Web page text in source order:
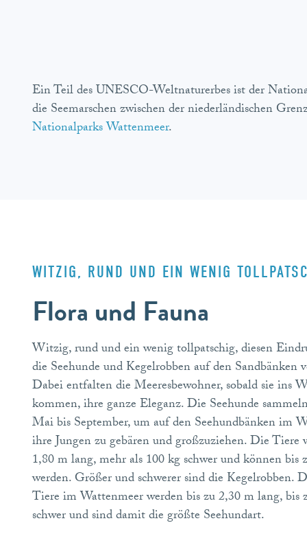
Ein Teil des UNESCO-Weltnaturerbes ist der
die Seemarschen zwischen der niederländischen
Nationalparks Wattenmeer.
Flora und Fauna
WITZIG, RUND UND EIN WENIG
Witzig, rund und ein wenig tollpatschig, diesen
die Seehunde und Kegelrobben auf den Sandbänken
Dabei entfalten die Meeresbewohner, sobald sie ins
kommen, ihre ganze Eleganz. Die Seehunde
Mai bis September, um auf den Seehundbänken im
ihre Jungen zu gebären und großzuziehen. Die Tiere
1,80 m lang, mehr als 100 kg schwer und können bis
werden. Größer und schwerer sind die Kegelrobben.
Tiere im Wattenmeer werden bis zu 2,30 m lang, bis
schwer und sind damit die größte Seehundart.